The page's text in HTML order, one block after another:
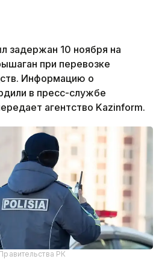
задержан 10 ноября на
при перевозке
Информацию о
в пресс-службе
агентство Kazinform.
РК